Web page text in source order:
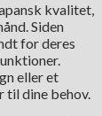
kvalitet,
Siden
for deres
eller et
til dine behov.